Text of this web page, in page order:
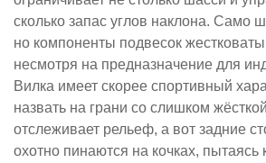
сколько запас углов наклона. Само
но компоненты подвесок
несмотря на предназначение для
Вилка имеет скорее спортивный
назвать на грани со слишком
отслеживает рельеф, а вот задние
охотно пинаются на кочках, пытаясь